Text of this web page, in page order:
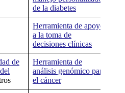
de la diabetes
Herramienta de apoyo
a la toma de
decisiones clínicas
de
Herramienta de
análisis genómico para
el cáncer